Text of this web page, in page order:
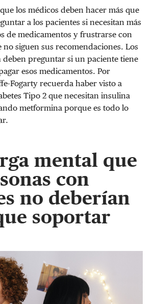
los médicos deben hacer más que
a los pacientes si necesitan más
de medicamentos y frustrarse con
no siguen sus recomendaciones. Los
deben preguntar si un paciente tiene
esos medicamentos. Por
Fogarty recuerda haber visto a
Tipo 2 que necesitan insulina
metformina porque es todo lo
mental que
con
no deberían
soportar